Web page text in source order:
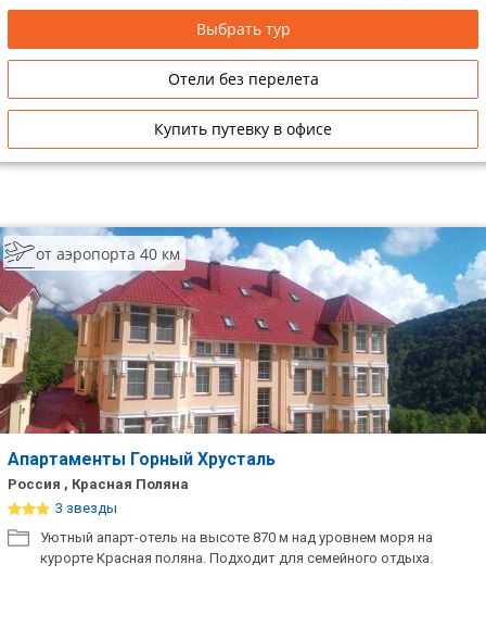
Выбрать тур
Отели без перелета
Купить путевку в офисе
от аэропорта 40 км
Апартаменты Горный Хрусталь
Россия , Красная Поляна
3 звезды
Уютный апарт-отель на высоте 870 м над уровнем моря на
курорте Красная поляна. Подходит для семейного отдыха.